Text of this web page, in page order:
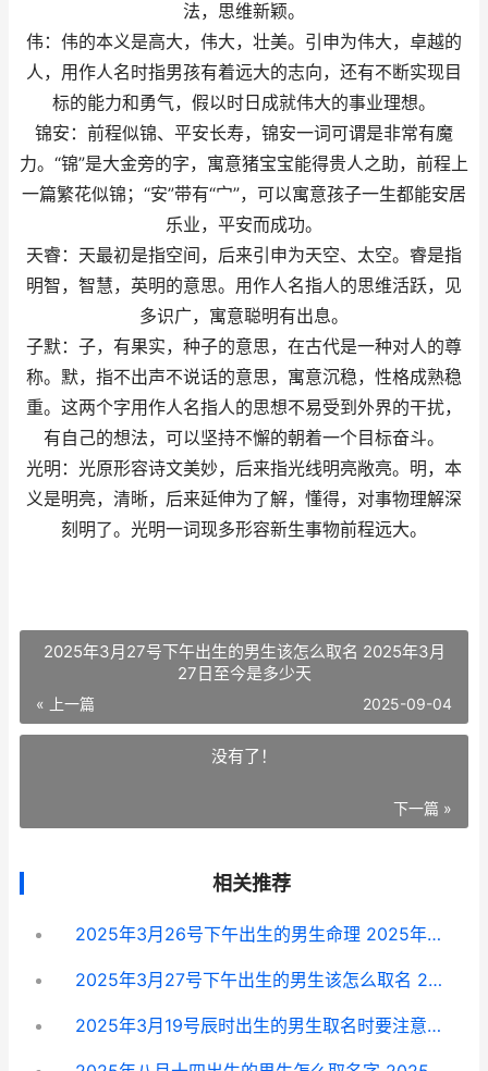
法，思维新颖。
伟：伟的本义是高大，伟大，壮美。引申为伟大，卓越的
人，用作人名时指男孩有着远大的志向，还有不断实现目
标的能力和勇气，假以时日成就伟大的事业理想。
锦安：前程似锦、平安长寿，锦安一词可谓是非常有魔
力。“锦”是大金旁的字，寓意猪宝宝能得贵人之助，前程上
一篇繁花似锦；“安”带有“宀”，可以寓意孩子一生都能安居
乐业，平安而成功。
天睿：天最初是指空间，后来引申为天空、太空。睿是指
明智，智慧，英明的意思。用作人名指人的思维活跃，见
多识广，寓意聪明有出息。
子默：子，有果实，种子的意思，在古代是一种对人的尊
称。默，指不出声不说话的意思，寓意沉稳，性格成熟稳
重。这两个字用作人名指人的思想不易受到外界的干扰，
有自己的想法，可以坚持不懈的朝着一个目标奋斗。
光明：光原形容诗文美妙，后来指光线明亮敞亮。明，本
义是明亮，清晰，后来延伸为了解，懂得，对事物理解深
刻明了。光明一词现多形容新生事物前程远大。
2025年3月27号下午出生的男生该怎么取名 2025年3月
27日至今是多少天
« 上一篇 2025-09-04
没有了！
下一篇 »
相关推荐
2025年3月26号下午出生的男生命理 2025年3月26号阴历是多少
2025年3月27号下午出生的男生该怎么取名 2025年3月27日至今是多少天
2025年3月19号辰时出生的男生取名时要注意啥子 2025年3月19号是什么星座